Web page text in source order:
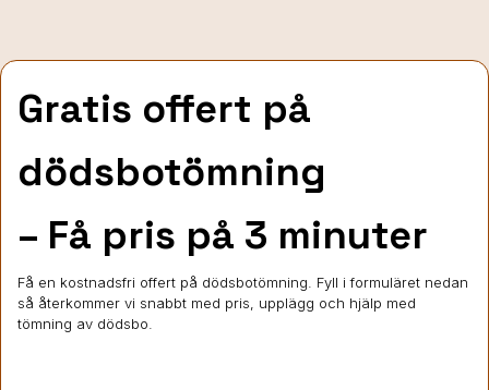
Gratis offert på
dödsbotömning
– Få pris på 3 minuter
Få en kostnadsfri offert på dödsbotömning. Fyll i formuläret nedan
så återkommer vi snabbt med pris, upplägg och hjälp med
tömning av dödsbo.